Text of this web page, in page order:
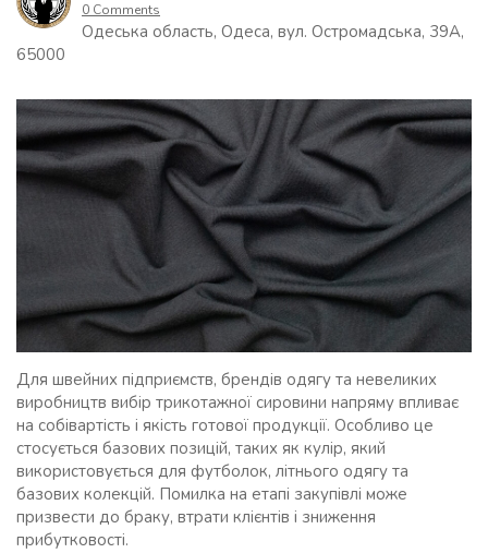
0 Comments
Одеська область, Одеса, вул. Остромадська, 39А,
65000
Для швейних підприємств, брендів одягу та невеликих
виробництв вибір трикотажної сировини напряму впливає
на собівартість і якість готової продукції. Особливо це
стосується базових позицій, таких як кулір, який
використовується для футболок, літнього одягу та
базових колекцій. Помилка на етапі закупівлі може
призвести до браку, втрати клієнтів і зниження
прибутковості.